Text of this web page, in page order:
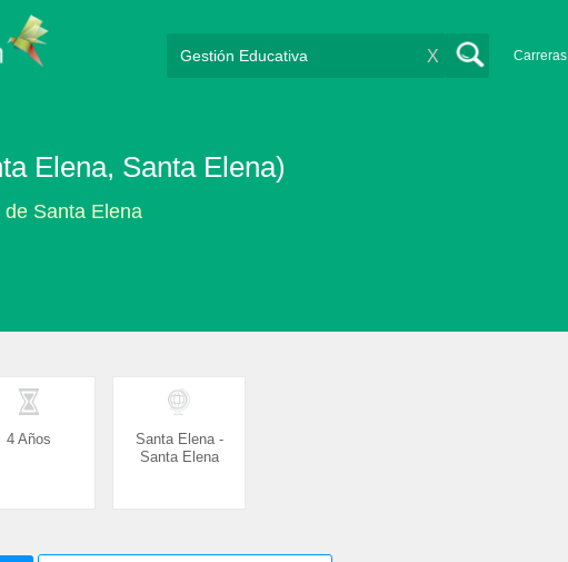
Carreras
X
Elena, Santa Elena)
Santa Elena
4 Años
Santa Elena -
Santa Elena